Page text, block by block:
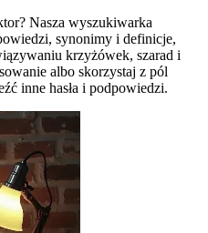
Nasza wyszukiwarka
synonimy i definicje,
krzyżówek, szarad i
albo skorzystaj z pól
inne hasła i podpowiedzi.